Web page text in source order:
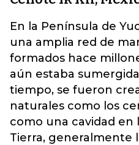
En la Península de
una amplia red de
formados hace
aún estaba
tiempo, se fueron
naturales como los
como una cavidad en
Tierra, generalmente